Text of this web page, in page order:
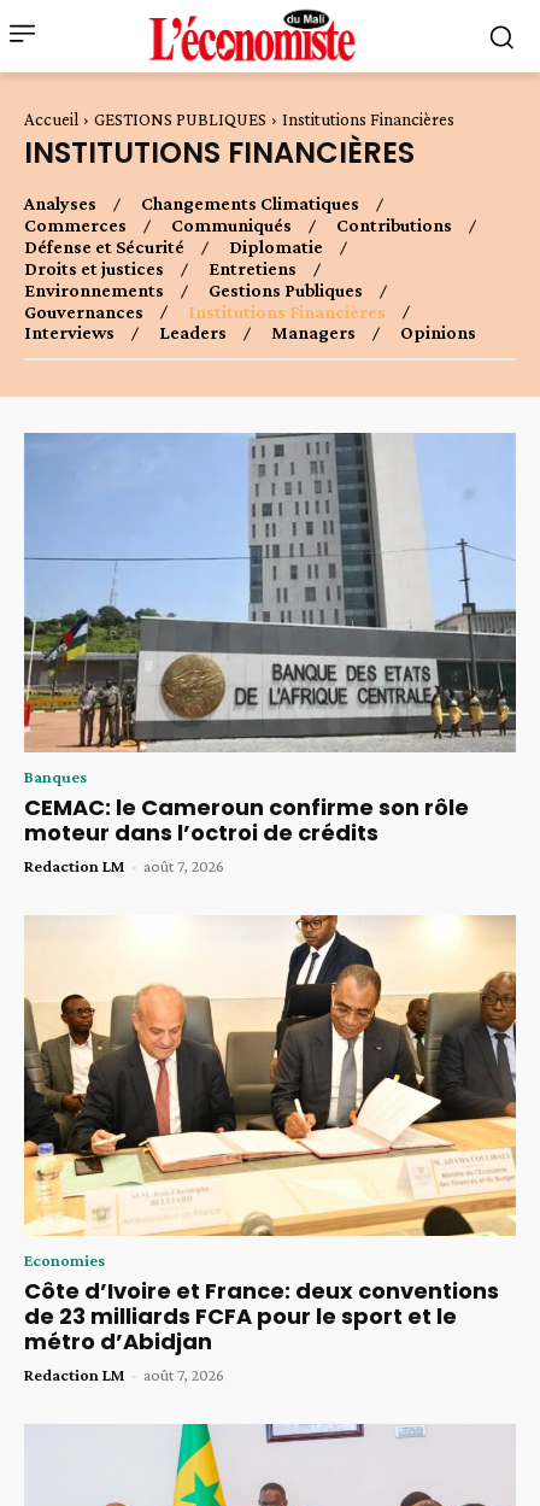
Accueil GESTIONS PUBLIQUES Institutions Financières
INSTITUTIONS FINANCIÈRES
Analyses
Changements Climatiques
Commerces
Communiqués
Contributions
Défense et Sécurité
Diplomatie
Droits et justices
Entretiens
Environnements
Gestions Publiques
Gouvernances
Institutions Financières
Interviews
Leaders Managers Opinions
Banques
CEMAC: le Cameroun confirme son rôle
moteur dans l’octroi de crédits
Redaction LM - août 7, 2026
Economies
Côte d’Ivoire et France: deux conventions
de 23 milliards FCFA pour le sport et le
métro d’Abidjan
Redaction LM - août 7, 2026